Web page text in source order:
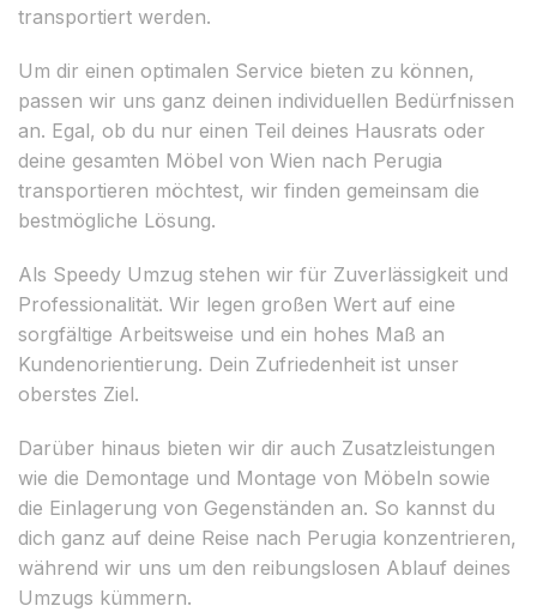
transportiert werden.
Um dir einen optimalen Service bieten zu können,
passen wir uns ganz deinen individuellen Bedürfnissen
an. Egal, ob du nur einen Teil deines Hausrats oder
deine gesamten Möbel von Wien nach Perugia
transportieren möchtest, wir finden gemeinsam die
bestmögliche Lösung.
Als Speedy Umzug stehen wir für Zuverlässigkeit und
Professionalität. Wir legen großen Wert auf eine
sorgfältige Arbeitsweise und ein hohes Maß an
Kundenorientierung. Dein Zufriedenheit ist unser
oberstes Ziel.
Darüber hinaus bieten wir dir auch Zusatzleistungen
wie die Demontage und Montage von Möbeln sowie
die Einlagerung von Gegenständen an. So kannst du
dich ganz auf deine Reise nach Perugia konzentrieren,
während wir uns um den reibungslosen Ablauf deines
Umzugs kümmern.